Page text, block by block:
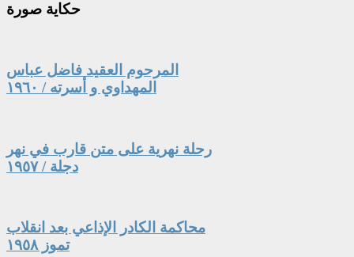
حكاية صورة
المرحوم العقيد فاضل عباس
المهداوي و أسرته / ١٩٦٠
رحلة نهرية على متن قارب في نهر
دجلة / ١٩٥٧
محاكمة الكادر الإذاعي بعد انقلاب
تموز ١٩٥٨